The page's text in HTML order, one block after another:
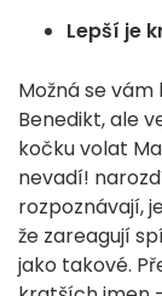
Lepší je
Možná se
Benedikt, ale
kočku volat
nevadí!
rozpoznávají,
že zareagují
jako takové.